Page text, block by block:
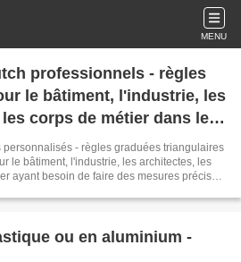
MENU
professionnels - règles
le bâtiment, l'industrie, les
corps de métier dans le
les échelles de
personnalisés - règles graduées triangulaires
le bâtiment, l'industrie, les architectes, les
ayant besoin de faire des mesures précises.
classe 2, mètres pliants, casques de chantier,
ou en aluminium -